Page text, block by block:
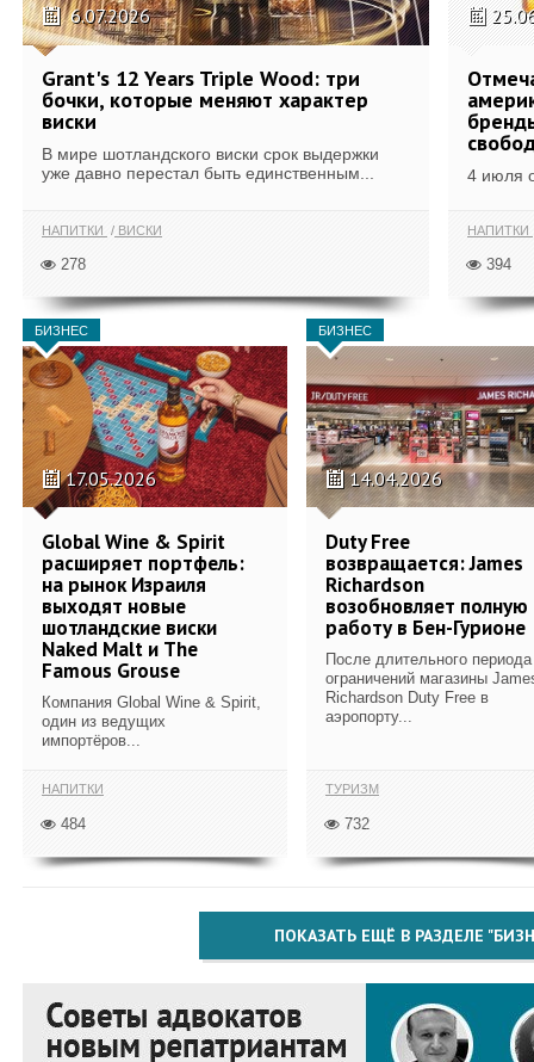
6.07.2026
Grant's 12 Years Triple Wood: три
бочки, которые меняют характер
виски
В мире шотландского виски срок выдержки
уже давно перестал быть единственным...
НАПИТКИ ВИСКИ
278
4 июля
НАПИТКИ
394
БИЗНЕС
17.05.2026
Global Wine & Spirit
расширяет портфель:
на рынок Израиля
выходят новые
шотландские виски
Naked Malt и The
Famous Grouse
Компания Global Wine & Spirit,
один из ведущих
импортёров...
НАПИТКИ
484
БИЗНЕС
14.04.2026
Duty Free
возвращается: James
Richardson
возобновляет полную
работу в Бен-Гурионе
После длительного периода
ограничений магазины
Richardson Duty Free в
аэропорту...
ТУРИЗМ
732
ПОКАЗАТЬ ЕЩЁ В РАЗДЕЛЕ